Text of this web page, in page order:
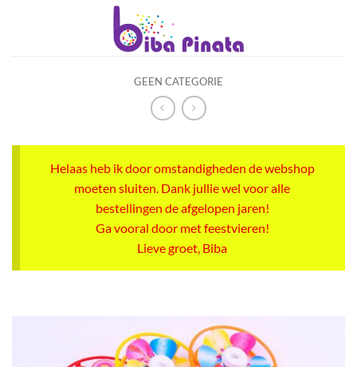
GEEN CATEGORIE
Helaas heb ik door omstandigheden de webshop
moeten sluiten. Dank jullie wel voor alle
bestellingen de afgelopen jaren!
Ga vooral door met feestvieren!
Lieve groet, Biba